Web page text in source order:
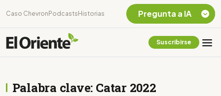
Caso Chevron Podcasts Historias
Suscribirse
Palabra clave: Catar 2022
Pregunta a IA
Listar destinos